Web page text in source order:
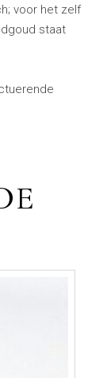
voor het zelf
staat